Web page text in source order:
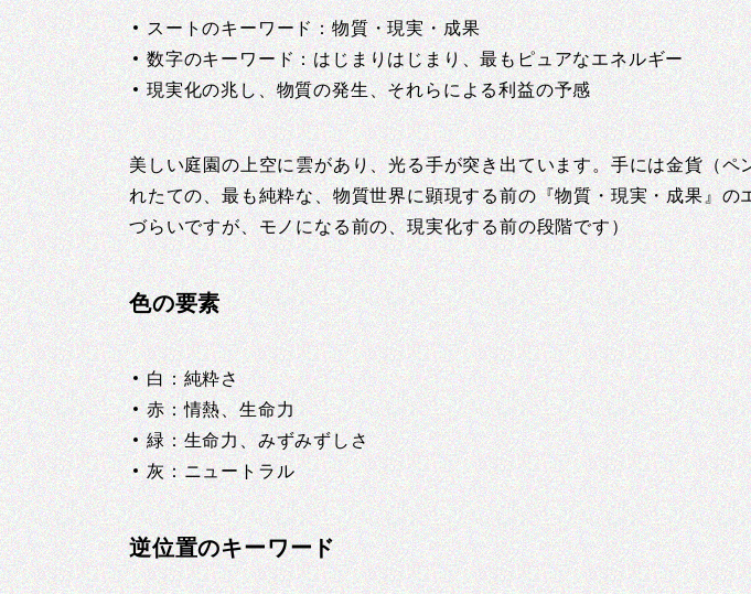
スートのキーワード：物質・現実・成果
数字のキーワード：はじまりはじまり、最もピュアなエネルギー
現実化の兆し、物質の発生、それらによる利益の予感
美しい庭園の上空に雲があり、光る手が突き出ています。手には金貨（
れたての、最も純粋な、物質世界に顕現する前の『物質・現実・成果』
づらいですが、モノになる前の、現実化する前の段階です）
色の要素
白：純粋さ
赤：情熱、生命力
緑：生命力、みずみずしさ
灰：ニュートラル
逆位置のキーワード